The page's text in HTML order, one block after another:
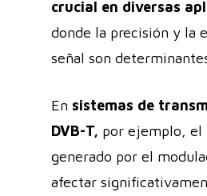
crucial en diversas
donde la precisión y la
señal son
En sistemas de
DVB-T, por ejemplo, el
generado por el
afectar